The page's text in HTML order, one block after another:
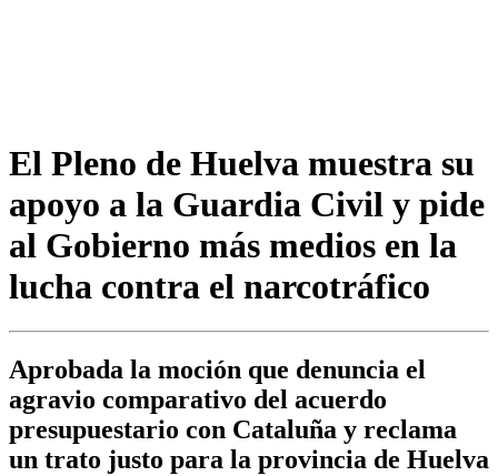
El Pleno de Huelva muestra su
apoyo a la Guardia Civil y pide
al Gobierno más medios en la
lucha contra el narcotráfico
Aprobada la moción que denuncia el
agravio comparativo del acuerdo
presupuestario con Cataluña y reclama
un trato justo para la provincia de Huelva